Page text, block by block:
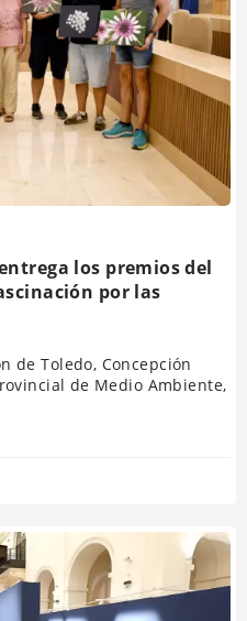
los premios del
por las
de Toledo, Concepción
de Medio Ambiente,